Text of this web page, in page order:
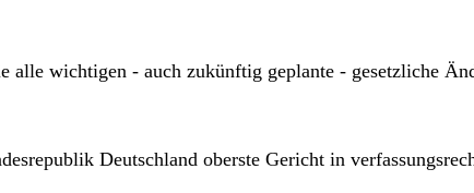
wichtigen - auch zukünftig geplante - gesetzliche
Deutschland oberste Gericht in